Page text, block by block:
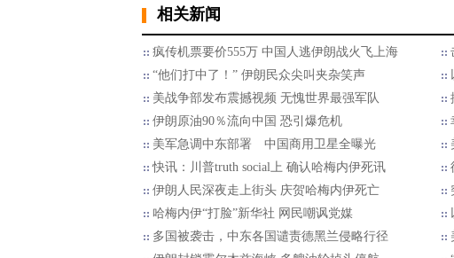
相关新闻
疯传机票要价555万 中国人逃伊朗战火飞上海
“他们打中了！” 伊朗民众尖叫夹杂笑声
美战争部发布震撼视频 无愧世界最强军队
伊朗原油90％流向中国 恐引爆危机
美军急调中东部署 中国商用卫星全曝光
快讯：川普truth social上 确认哈梅内伊死讯
伊朗人民深夜走上街头 庆贺哈梅内伊死亡
哈梅内伊“打脸”新华社 网民嘲讽党媒
多国被袭击，中东各国谴责德黑兰侵略行径